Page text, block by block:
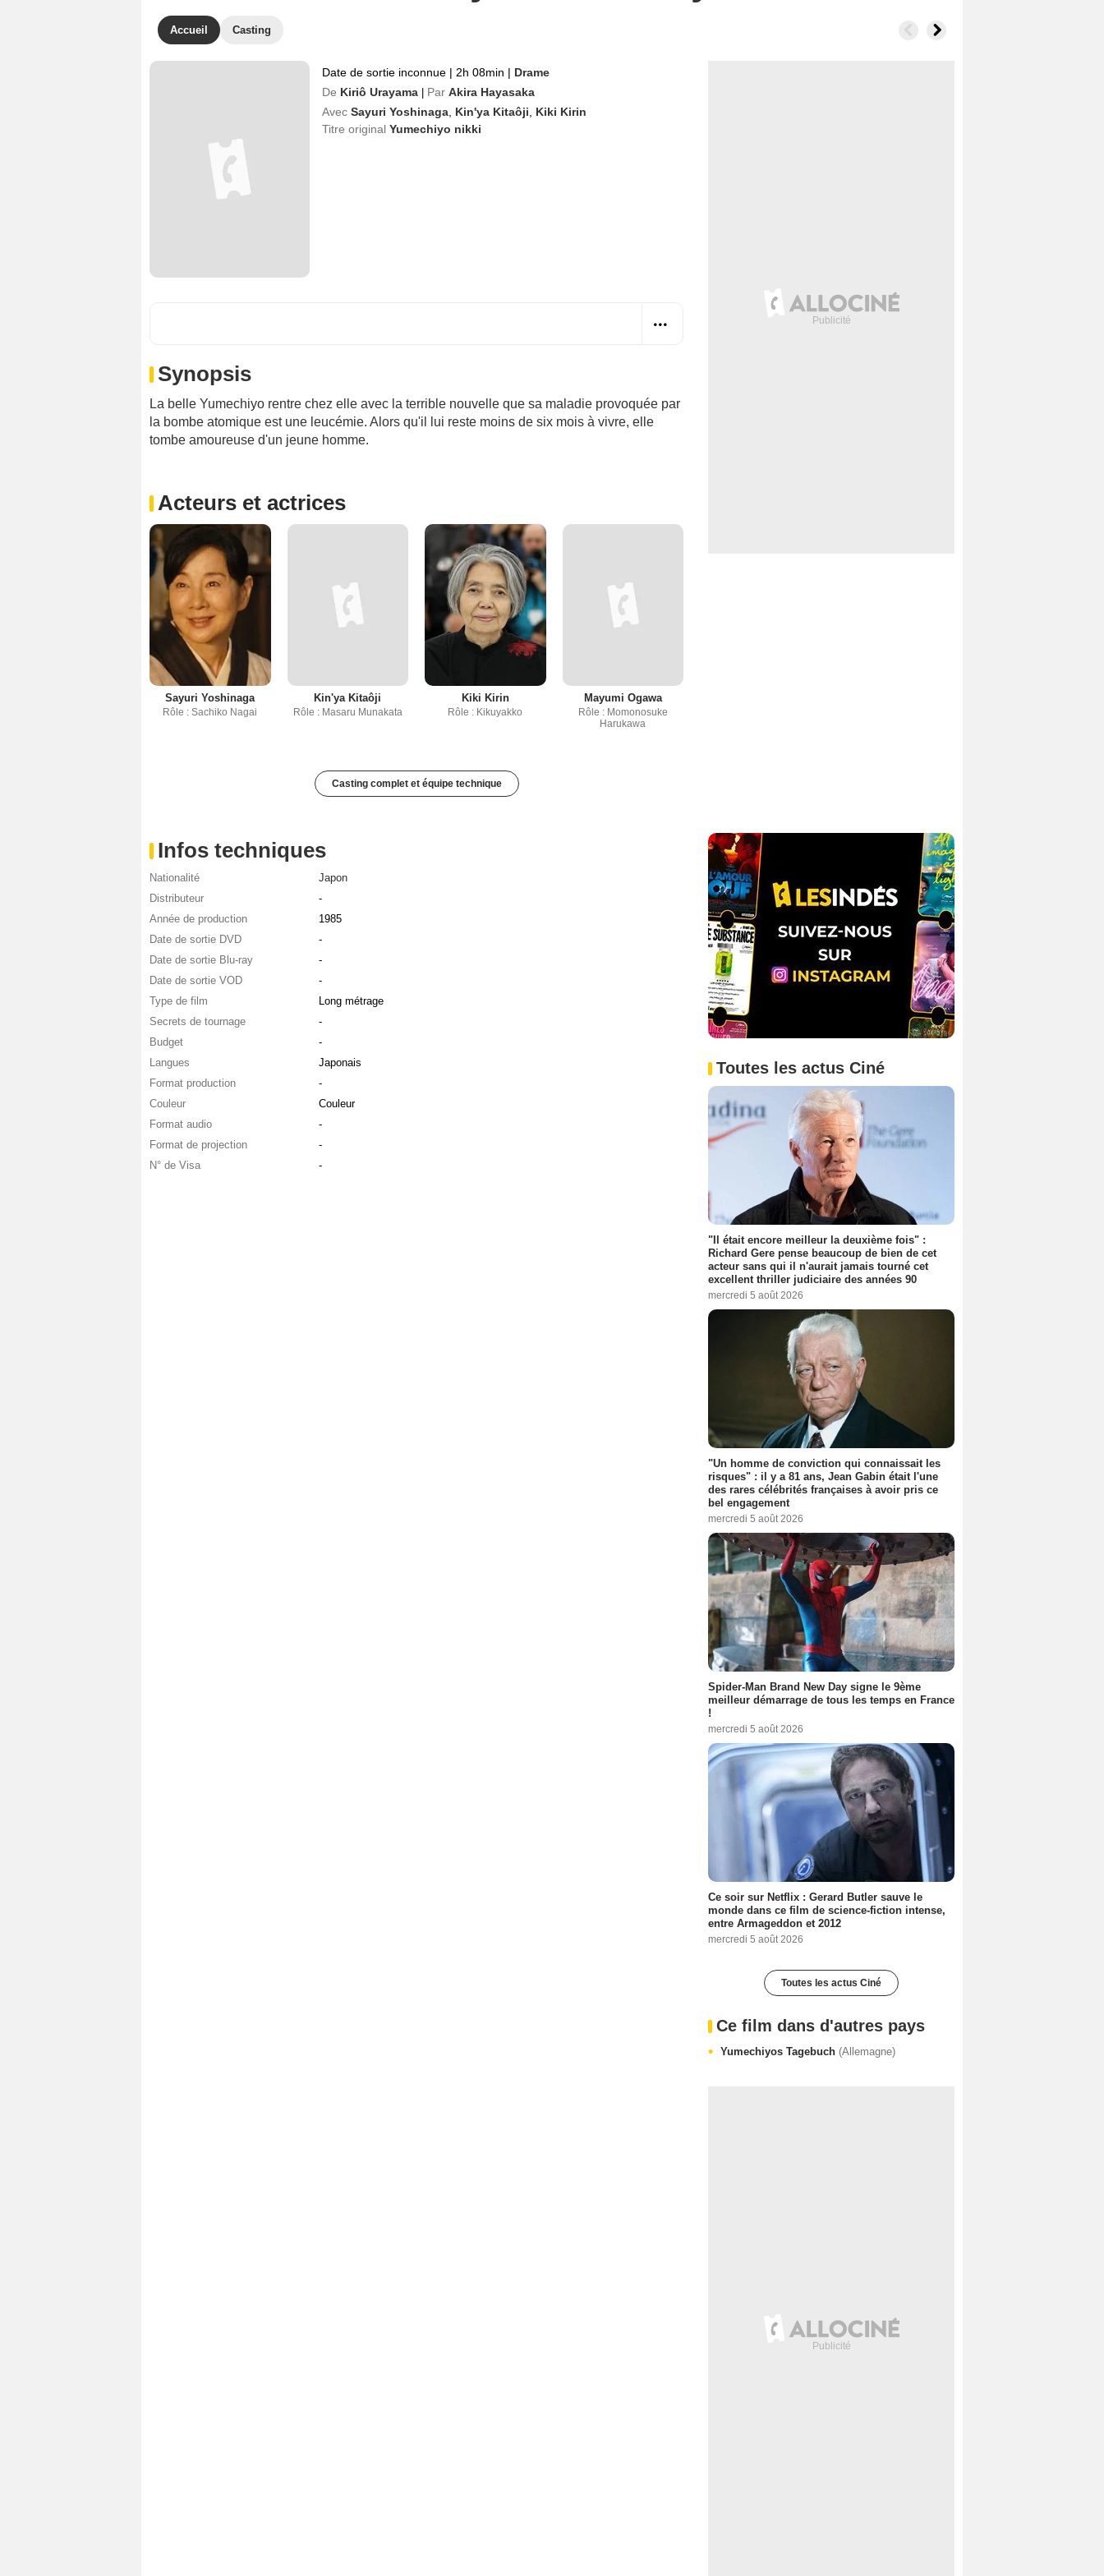
Accueil Casting
Date de sortie inconnue | 2h 08min | Drame
De Kiriô Urayama Par Akira Hayasaka
Avec Sayuri Yoshinaga Kin'ya Kitaôji
Kiki Kirin
Titre original Yumechiyo nikki
Synopsis
La belle Yumechiyo rentre chez elle avec la terrible nouvelle que sa maladie provoquée par
la bombe atomique est une leucémie. Alors qu'il lui reste moins de six mois à vivre, elle
tombe amoureuse d'un jeune homme.
Acteurs et actrices
Sayuri Yoshinaga
Rôle : Sachiko Nagai
Kin'ya Kitaôji
Rôle : Masaru Munakata
Kiki Kirin
Rôle : Kikuyakko
Mayumi Ogawa
Rôle : Momonosuke
Harukawa
Casting complet et équipe technique
Infos techniques
Nationalité
Japon
Distributeur
-
Année de production
1985
Date de sortie DVD
-
Date de sortie Blu-ray
-
Date de sortie VOD
-
Type de film
Long métrage
Secrets de tournage
-
Budget
-
Langues
Japonais
Format production
-
Couleur
Couleur
Format audio
-
Format de projection
-
N° de Visa
-
Toutes les actus Ciné
"Il était encore meilleur la deuxième fois" :
Richard Gere pense beaucoup de bien de cet
acteur sans qui il n'aurait jamais tourné cet
excellent thriller judiciaire des années 90
mercredi 5 août 2026
"Un homme de conviction qui connaissait les
risques" : il y a 81 ans, Jean Gabin était l'une
des rares célébrités françaises à avoir pris ce
bel engagement
mercredi 5 août 2026
Spider-Man Brand New Day signe le 9ème
meilleur démarrage de tous les temps en France
!
mercredi 5 août 2026
Ce soir sur Netflix : Gerard Butler sauve le
monde dans ce film de science-fiction intense,
entre Armageddon et 2012
mercredi 5 août 2026
Toutes les actus Ciné
Ce film dans d'autres pays
Yumechiyos Tagebuch (Allemagne)